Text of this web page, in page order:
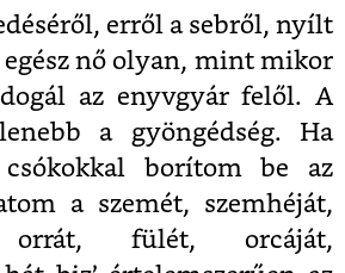
erről a sebről, nyílt
egész nő olyan, mint mikor
az enyvgyár felől. A
a gyöngédség. Ha
borítom be az
a szemét, szemhéját,
orrát, fülét, orcáját,